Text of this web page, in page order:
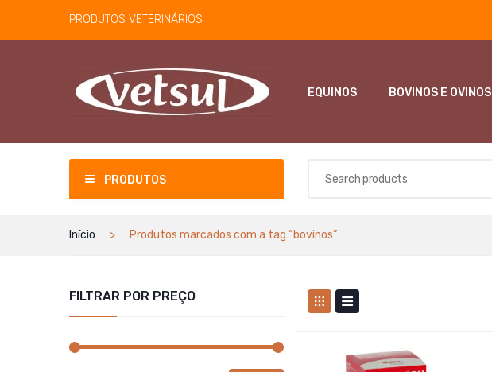
PRODUTOS VETERINÁRIOS
EQUINOS BOVINOS E OVINOS
PRODUTOS
Início Produtos marcados com a tag “bovinos”
FILTRAR POR PREÇO